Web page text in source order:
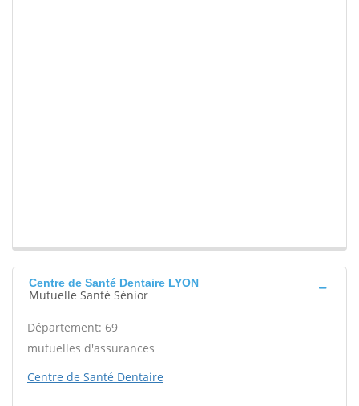
Centre de Santé Dentaire LYON
Mutuelle Santé Sénior
Département: 69
mutuelles d'assurances
Centre de Santé Dentaire